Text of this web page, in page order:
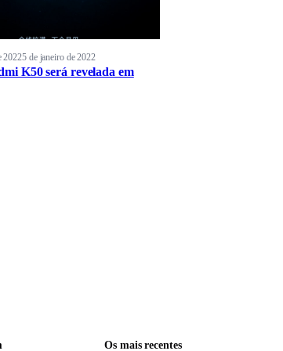
20225 de janeiro de 2022
K50 será revelada em
Os mais recentes